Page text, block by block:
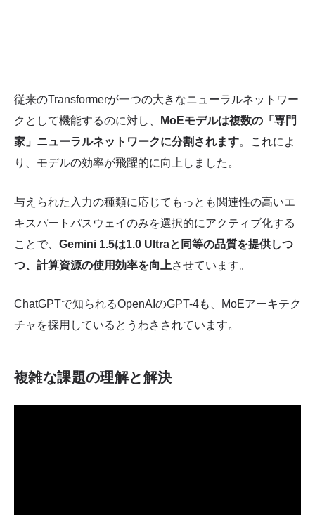
従来のTransformerが一つの大きなニューラルネットワー
クとして機能するのに対し、
MoEモデルは複数の「専門
家」ニューラルネットワークに分割されます。これによ
り、モデルの効率が飛躍的に向上しました。
与えられた入力の種類に応じてもっとも関連性の高いエ
キスパートパスウェイのみを選択的にアクティブ化する
ことで、 Gemini 1.5は1.0 Ultraと同等の品質を提供しつ
つ、計算資源の使用効率を向上させています。
ChatGPTで知られるOpenAIのGPT-4も、MoEアーキテク
チャを採用しているとうわさされています。
複雑な課題の理解と解決